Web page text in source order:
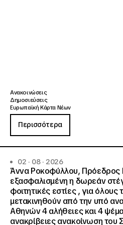
Ανακοινώσεις
Δημοσιεύσεις
Ευρωπαϊκή Κάρτα Νέων
Περισσότερα
02 · 08 · 2026
Άννα Ροκοφύλλου, Πρόεδρος
εξασφαλισμένη η δωρεάν
φοιτητικές εστίες , για
μετακινηθούν από την υπό
Αθηνών 4 αλήθειες και 4
ανακρίβειες ανακοίνωση